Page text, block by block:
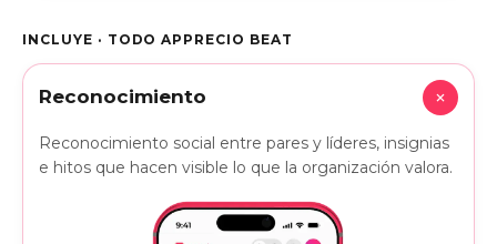
INCLUYE · TODO APPRECIO BEAT
Reconocimiento +
Reconocimiento social entre pares y líderes, insignias
e hitos que hacen visible lo que la organización valora.